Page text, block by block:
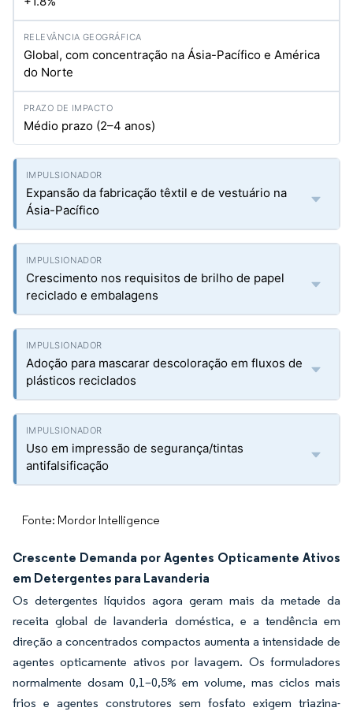
Global, com concentração na Ásia-Pacífico e América
do Norte
Médio prazo (2–4 anos)
Expansão da fabricação têxtil e de vestuário na
Ásia-Pacífico
Crescimento nos requisitos de brilho de papel
reciclado e embalagens
Adoção para mascarar descoloração em fluxos de
plásticos reciclados
Uso em impressão de segurança/tintas
antifalsificação
Fonte: Mordor Intelligence
Crescente Demanda por Agentes Opticamente Ativos
em Detergentes para Lavanderia
Os detergentes líquidos agora geram mais da metade da
receita global de lavanderia doméstica, e a tendência em
direção a concentrados compactos aumenta a intensidade de
agentes opticamente ativos por lavagem. Os formuladores
normalmente dosam 0,1–0,5% em volume, mas ciclos mais
frios e agentes construtores sem fosfato exigem triazina-